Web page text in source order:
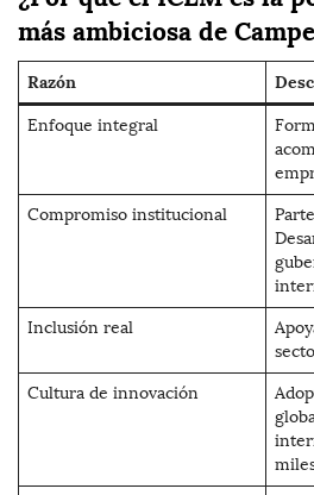
más ambiciosa de
Razón
Enfoque integral
Compromiso institucional
Inclusión real
Cultura de innovación